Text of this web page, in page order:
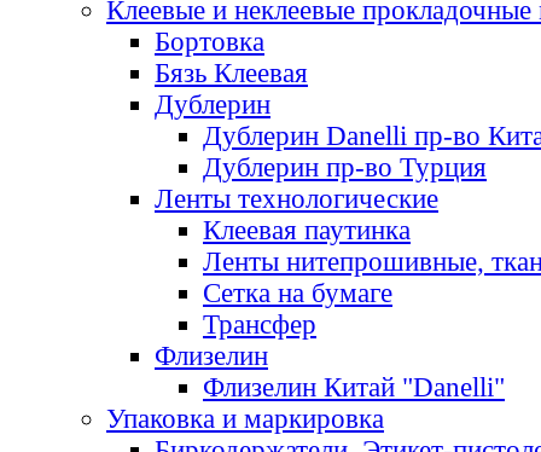
Клеевые и неклеевые прокладочные
Бортовка
Бязь Клеевая
Дублерин
Дублерин Danelli пр-во
Дублерин пр-во Турция
Ленты технологические
Клеевая паутинка
Ленты нитепрошивные,
Сетка на бумаге
Трансфер
Флизелин
Флизелин Китай "Danelli"
Упаковка и маркировка